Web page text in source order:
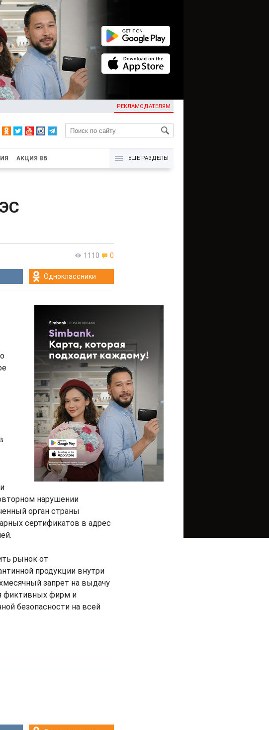
РЕКЛАМОДАТЕЛЯМ
KG
АКЦИЯ ВБ ЕЩЁ РАЗДЕЛЫ
1110 0
Одноклассники
нарушении
орган страны
сертификатов в адрес
рынок от
продукции внутри
запрет на выдачу
фиктивных фирм и
безопасности на всей